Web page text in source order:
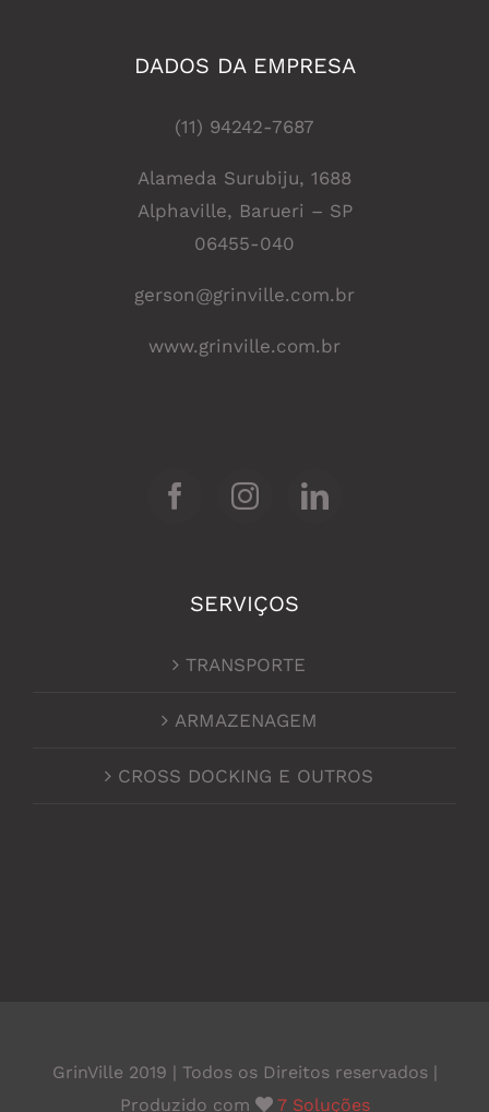
DADOS DA EMPRESA
(11) 94242-7687
Alameda Surubiju, 1688
Alphaville, Barueri – SP
06455-040
gerson@grinville.com.br
www.grinville.com.br
SERVIÇOS
TRANSPORTE
ARMAZENAGEM
CROSS DOCKING E OUTROS
GrinVille 2019 | Todos os Direitos reservados |
Produzido com
7 Soluções